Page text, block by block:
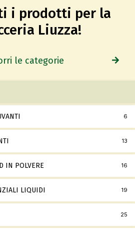
i prodotti per la
Liuzza!
le categorie
6
13
IN POLVERE 16
LIQUIDI 19
25